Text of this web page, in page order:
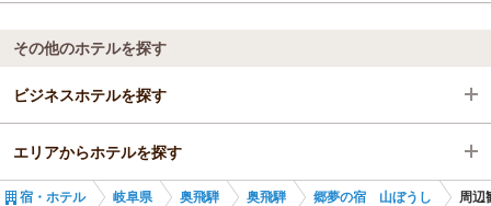
その他のホテルを探す
ビジネスホテルを探す
岐阜県
エリアからホテルを探す
宿・ホテル 岐阜県 奥飛騨 奥飛騨 郷夢の宿 山ぼうし 周辺